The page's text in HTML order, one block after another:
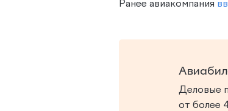
Ранее авиакомпания
Деловые
от более